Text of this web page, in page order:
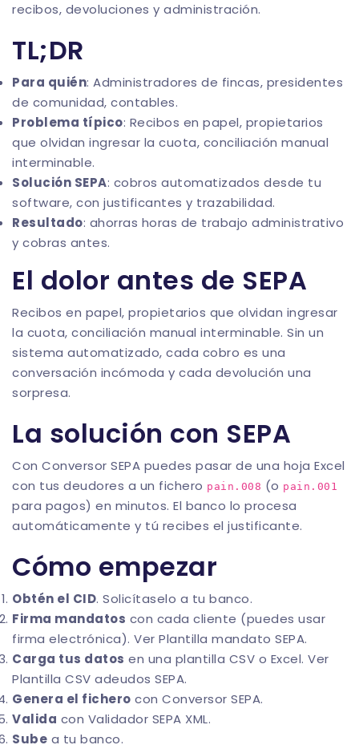
recibos, devoluciones y administración.
TL;DR
Para quién: Administradores de fincas, presidentes
de comunidad, contables.
Problema típico: Recibos en papel, propietarios
que olvidan ingresar la cuota, conciliación manual
interminable.
Solución SEPA: cobros automatizados desde tu
software, con justificantes y trazabilidad.
Resultado: ahorras horas de trabajo administrativo
y cobras antes.
El dolor antes de SEPA
Recibos en papel, propietarios que olvidan ingresar
la cuota, conciliación manual interminable. Sin un
sistema automatizado, cada cobro es una
conversación incómoda y cada devolución una
sorpresa.
La solución con SEPA
Con Conversor SEPA puedes pasar de una hoja Excel
con tus deudores a un fichero pain.008 (o pain.001
para pagos) en minutos. El banco lo procesa
automáticamente y tú recibes el justificante.
Cómo empezar
Obtén el CID. Solicítaselo a tu banco.
Firma mandatos con cada cliente (puedes usar
firma electrónica). Ver Plantilla mandato SEPA.
Carga tus datos en una plantilla CSV o Excel. Ver
Plantilla CSV adeudos SEPA.
Genera el fichero con Conversor SEPA.
Valida con Validador SEPA XML.
Sube a tu banco.